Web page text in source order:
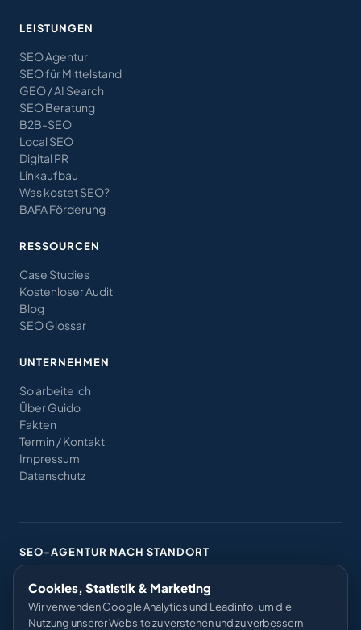
LEISTUNGEN
SEO Agentur
SEO für Mittelstand
GEO / AI Search
SEO Beratung
B2B-SEO
Local SEO
Digital PR
Linkaufbau
Was kostet SEO?
BAFA Förderung
RESSOURCEN
Case Studies
Kostenloser Audit
Blog
SEO Glossar
UNTERNEHMEN
So arbeite ich
Über Guido
Fakten
Termin / Kontakt
Impressum
Datenschutz
SEO-AGENTUR NACH STANDORT
Berlin Potsdam Hamburg
München
Düsseldorf Leipzig Nürnberg
Rostock
Bremen
Cookies, Statistik & Marketing
Wir verwenden Google Analytics und Leadinfo, um die
Nutzung unserer Website zu verstehen und zu verbessern –